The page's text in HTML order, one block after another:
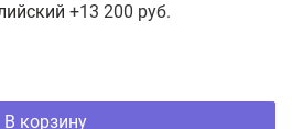
+13 200 руб.
В корзину